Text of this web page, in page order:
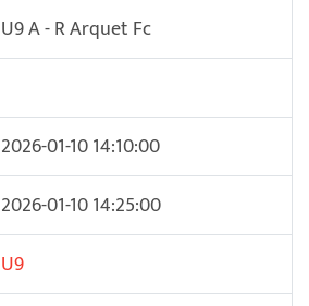
U9 A - R Arquet Fc
2026-01-10 14:10:00
2026-01-10 14:25:00
U9